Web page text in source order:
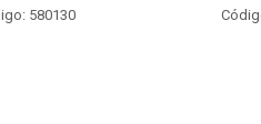
580130